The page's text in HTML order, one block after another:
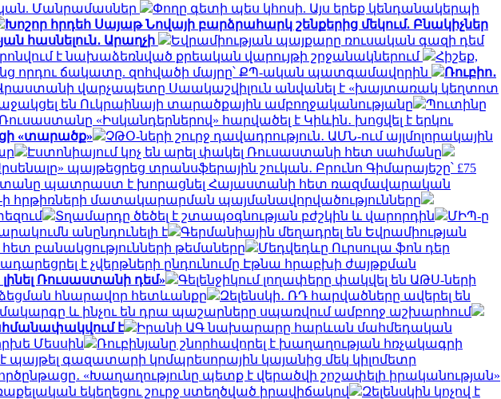
Մանրամասներ
Փողը գետի պես կհոսի. Այս երեք կենդանակերպի
Խոշոր հրդեհ Սայաթ Նովայի բարձրահարկ շենքերից մեկում. Բնակիչներ
հասնելուն․ Արաղչի
Եվրամիության պայքարը ռուսական գազի դեմ
է նախաձեռնված քրեական վարույթի շրջանակներում
Հիշեք,
որդու ճակատը. զոհվածի մայրը՝ ՔՊ-ական պատգամավորին
Ռուբիո․
վարչապետը Սաակաշվիլուն անվանել է «խայտառակ կեղտոտ
աջակցել են Ուկրաինայի տարածքային ամբողջականությանը
Պուտինը
Ռուսաստանը «Իսկանդերներով» հարվածել է Կիևին․ խոցվել է երկու
«տարածք»
ՉԹՕ-ների շուրջ դավադրություն․ ԱՄՆ-ում այլմոլորակային
Էստոնիայում կոչ են արել փակել Ռուսաստանի հետ սահմանը
պայթեցրեց տրանսֆերային շուկան․ Բրունո Գիմարայեշը՝ £75
պատրաստ է խորացնել Հայաստանի հետ ռազմավարական
ի հրթիռների մատակարարման պայմանավորվածությունները
Տղամարդը ծեծել է շտապօգնության բժշկին և վարորդին
ՄԻՊ-ը
անընդունելի է
Գերմանիային մեղադրել են Եվրամիության
բանակցությունների թեմաները
Մեդվեդևը Ուրսուլա ֆոն դեր
է չվերթների ընդունումը Էթնա հրաբխի ժայթքման
Ռուսաստանի դեմ»
Գելենջիկում լողափերը փակվել են ԱԹՍ-ների
հնարավոր հետևանքը
Զելենսկի․ ՌԴ հարվածները ավերել են
և ինչու են դրա պաշարները սպառվում ամբողջ աշխարհում
է
Իրանի ԱԳ նախարարը հարևան մահմեդական
Մեսսին
Ռուբինյանը շնորհավորել է խաղաղության հռչակագրի
է պայթել գազատարի կոմպրեսորային կայանից մեկ կիլոմետր
«Խաղաղությունը պետք է վերածվի շոշափելի իրականության»
եկեղեցու շուրջ ստեղծված իրավիճակով
Զելենսկին կոչով է